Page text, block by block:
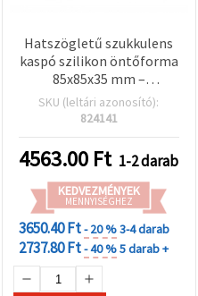
Hatszögletű szukkulens
kaspó szilikon öntőforma
85x85x35 mm –
geometrikus virágtartó
DIY betonhoz,
műgyantához és
Jesmonite-hez
SKU (leltári azonosító):
824141
4563.00 Ft 1-2 darab
KEDVEZMÉNYEK
MENNYISÉGHEZ
3650.40 Ft- 20 %3-4 darab
2737.80 Ft- 40 %5 darab +